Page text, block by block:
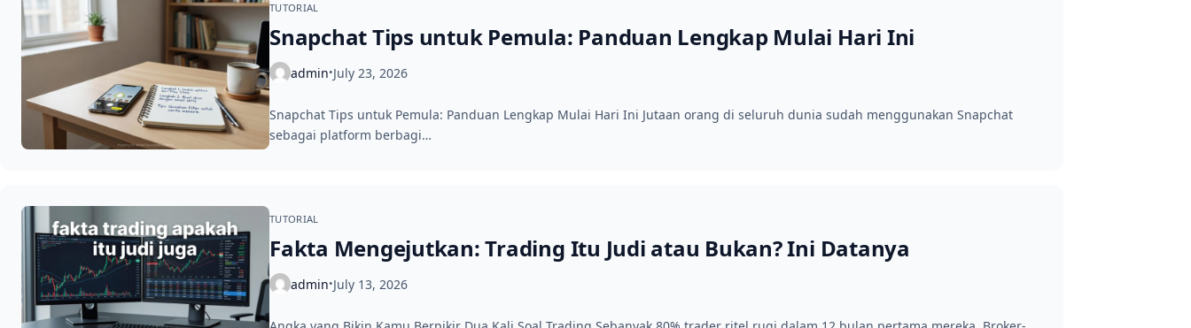
TUTORIAL
Snapchat Tips untuk Pemula: Panduan Lengkap Mulai Hari Ini
admin•July 23, 2026
Snapchat Tips untuk Pemula: Panduan Lengkap Mulai Hari Ini Jutaan orang di seluruh dunia sudah menggunakan Snapchat
sebagai platform berbagi…
TUTORIAL
Fakta Mengejutkan: Trading Itu Judi atau Bukan? Ini Datanya
admin•July 13, 2026